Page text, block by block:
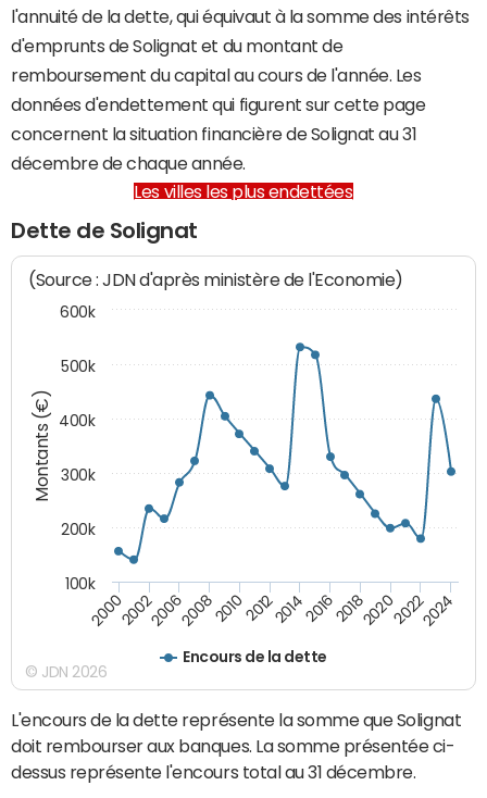
l'annuité de la dette, qui équivaut à la somme des intérêts
d'emprunts de Solignat et du montant de
remboursement du capital au cours de l'année. Les
données d'endettement qui figurent sur cette page
concernent la situation financière de Solignat au 31
décembre de chaque année.
Les villes les plus endettées
Dette de Solignat
Montants (€)
(Source : JDN d'après ministère de l'Economie)
Encours de la dette
200020022006200820102012201420162018202020222024
100k
200k
300k
400k
500k
600k
© JDN 2026
L'encours de la dette représente la somme que Solignat
doit rembourser aux banques. La somme présentée ci-
dessus représente l'encours total au 31 décembre.